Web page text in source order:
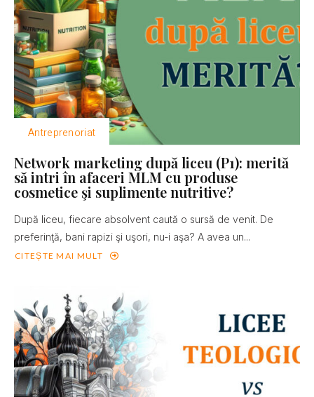
Antreprenoriat
Network marketing după liceu (P1): merită
să intri în afaceri MLM cu produse
cosmetice şi suplimente nutritive?
După liceu, fiecare absolvent caută o sursă de venit. De
preferinţă, bani rapizi şi uşori, nu-i aşa? A avea un...
CITEȘTE MAI MULT